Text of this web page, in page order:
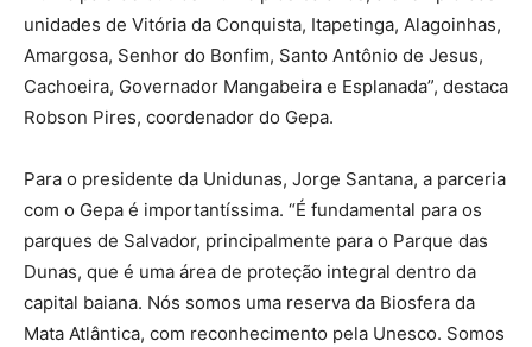
unidades de Vitória da Conquista, Itapetinga, Alagoinhas,
Amargosa, Senhor do Bonfim, Santo Antônio de Jesus,
Cachoeira, Governador Mangabeira e Esplanada”, destaca
Robson Pires, coordenador do Gepa.
Para o presidente da Unidunas, Jorge Santana, a parceria
com o Gepa é importantíssima. “É fundamental para os
parques de Salvador, principalmente para o Parque das
Dunas, que é uma área de proteção integral dentro da
capital baiana. Nós somos uma reserva da Biosfera da
Mata Atlântica, com reconhecimento pela Unesco. Somos